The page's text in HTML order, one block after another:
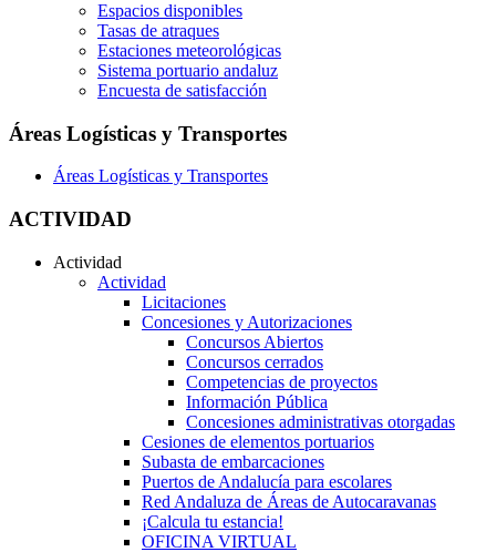
Espacios disponibles
Tasas de atraques
Estaciones meteorológicas
Sistema portuario andaluz
Encuesta de satisfacción
Áreas Logísticas y Transportes
Áreas Logísticas y Transportes
ACTIVIDAD
Actividad
Actividad
Licitaciones
Concesiones y Autorizaciones
Concursos Abiertos
Concursos cerrados
Competencias de proyectos
Información Pública
Concesiones administrativas otorgadas
Cesiones de elementos portuarios
Subasta de embarcaciones
Puertos de Andalucía para escolares
Red Andaluza de Áreas de Autocaravanas
¡Calcula tu estancia!
OFICINA VIRTUAL